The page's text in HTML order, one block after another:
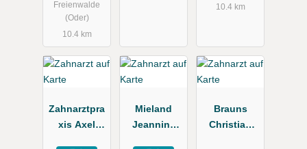
Freienwalde
(Oder)
10.4 km
ädie, Will
10.4 km
Zahnarztpra
xis Axel
Mieland
Jeannine
Brauns
Christian